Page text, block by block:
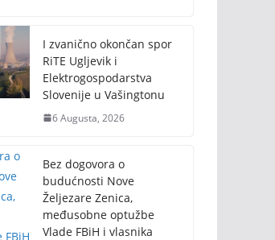
I zvanično okončan spor
RiTE Ugljevik i
Elektrogospodarstva
Slovenije u Vašingtonu
6 Augusta, 2026
Bez dogovora o
budućnosti Nove
Željezare Zenica,
međusobne optužbe
Vlade FBiH i vlasnika